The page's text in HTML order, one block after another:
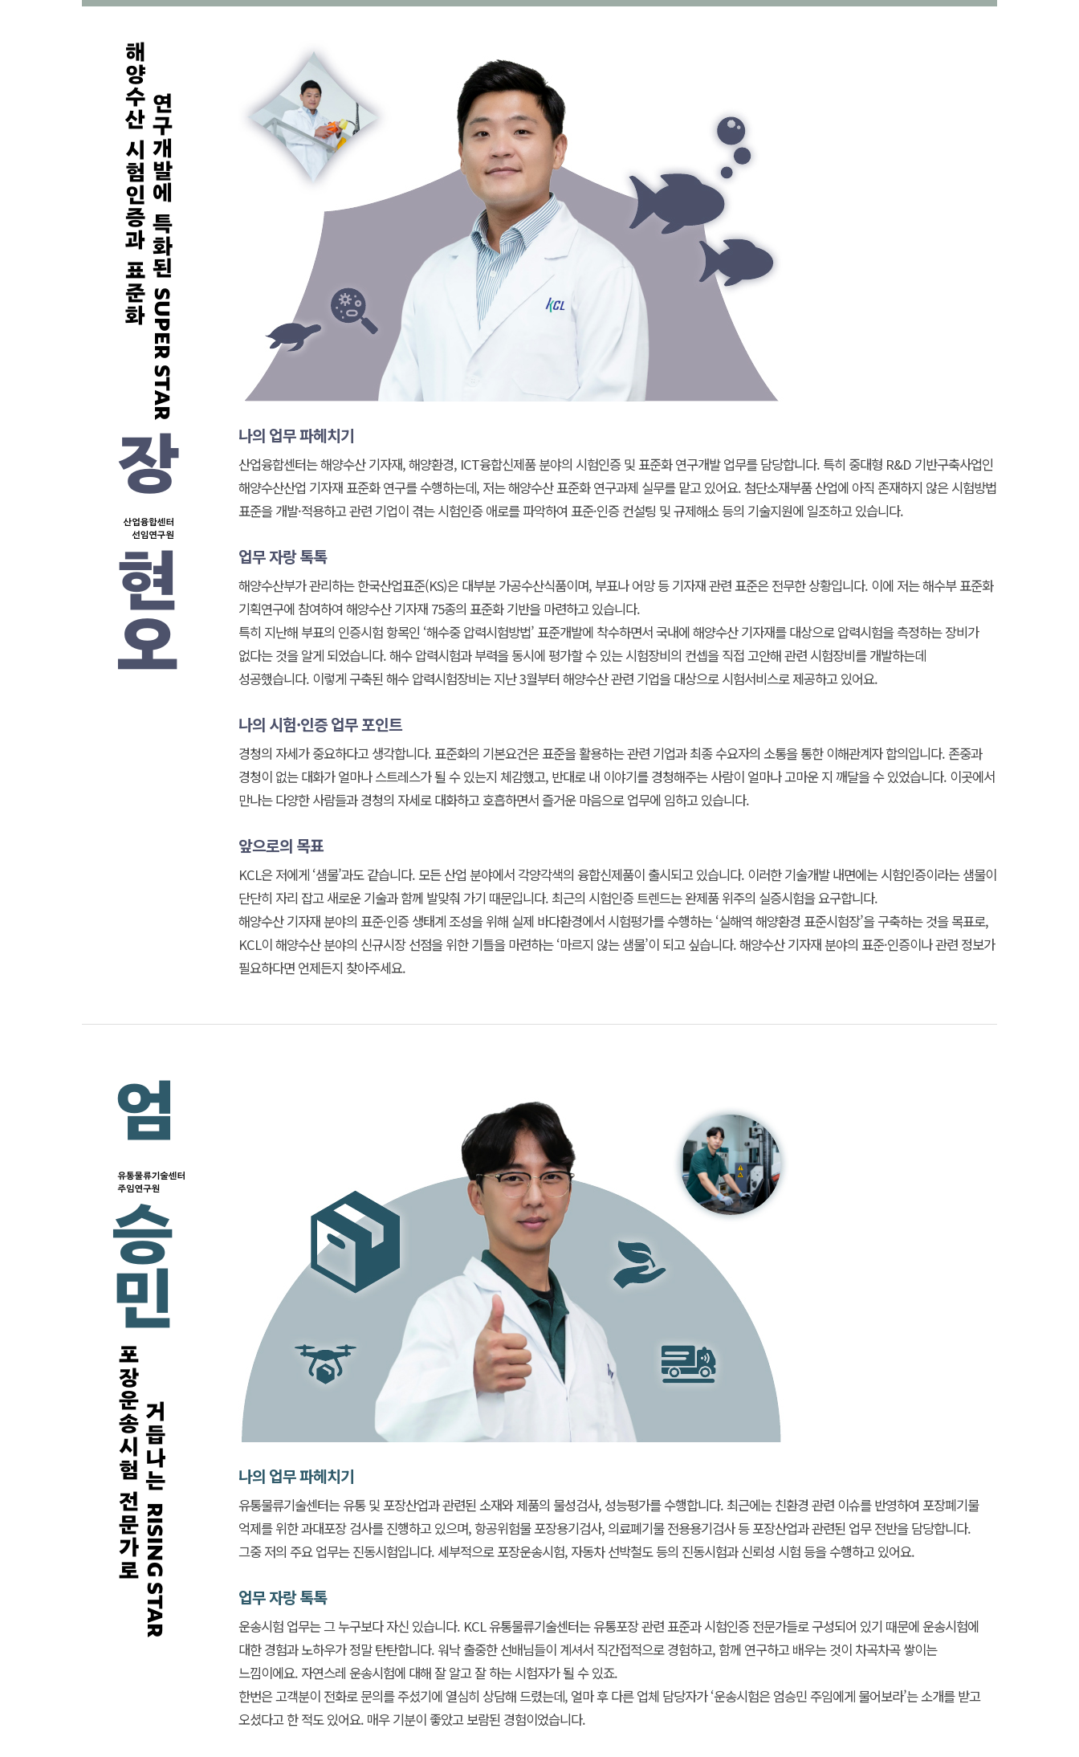
나의 업무 파헤치기
산업융합센터는 해양수산 기자재, 해양환경, ICT융합신제품 분야의 시험인증 및 표준화 연구개발 업무를 담당합니다. 특히 중대형 R&D 기반구축사업인
해양수산산업 기자재 표준화 연구를 수행하는데, 저는 해양수산 표준화 연구과제 실무를 맡고 있어요. 첨단소재부품 산업에 아직 존재하지 않은 시험방법
표준을 개발·적용하고 관련 기업이 겪는 시험인증 애로를 파악하여 표준·인증 컨설팅 및 규제해소 등의 기술지원에 일조하고 있습니다.
업무 자랑 톡톡
해양수산부가 관리하는 한국산업표준(KS)은 대부분 가공수산식품이며, 부표나 어망 등 기자재 관련 표준은 전무한 상황입니다. 이에 저는 해수부 표준화
기획연구에 참여하여 해양수산 기자재 75종의 표준화 기반을 마련하고 있습니다.
특히 지난해 부표의 인증시험 항목인 ‘해수중 압력시험방법’ 표준개발에 착수하면서 국내에 해양수산 기자재를 대상으로 압력시험을 측정하는 장비가
없다는 것을 알게 되었습니다. 해수 압력시험과 부력을 동시에 평가할 수 있는 시험장비의 컨셉을 직접 고안해 관련 시험장비를 개발하는데
성공했습니다. 이렇게 구축된 해수 압력시험장비는 지난 3월부터 해양수산 관련 기업을 대상으로 시험서비스로 제공하고 있어요.
나의 시험·인증 업무 포인트
경청의 자세가 중요하다고 생각합니다. 표준화의 기본요건은 표준을 활용하는 관련 기업과 최종 수요자의 소통을 통한 이해관계자 합의입니다. 존중과
경청이 없는 대화가 얼마나 스트레스가 될 수 있는지 체감했고, 반대로 내 이야기를 경청해주는 사람이 얼마나 고마운 지 깨달을 수 있었습니다. 이곳에서
만나는 다양한 사람들과 경청의 자세로 대화하고 호흡하면서 즐거운 마음으로 업무에 임하고 있습니다.
앞으로의 목표
KCL은 저에게 ‘샘물’과도 같습니다. 모든 산업 분야에서 각양각색의 융합신제품이 출시되고 있습니다. 이러한 기술개발 내면에는 시험인증이라는 샘물이
단단히 자리 잡고 새로운 기술과 함께 발맞춰 가기 때문입니다. 최근의 시험인증 트렌드는 완제품 위주의 실증시험을 요구합니다.
해양수산 기자재 분야의 표준·인증 생태계 조성을 위해 실제 바다환경에서 시험평가를 수행하는 ‘실해역 해양환경 표준시험장’을 구축하는 것을 목표로,
KCL이 해양수산 분야의 신규시장 선점을 위한 기틀을 마련하는 ‘마르지 않는 샘물’이 되고 싶습니다. 해양수산 기자재 분야의 표준·인증이나 관련 정보가
필요하다면 언제든지 찾아주세요.
나의 업무 파헤치기
유통물류기술센터는 유통 및 포장산업과 관련된 소재와 제품의 물성검사, 성능평가를 수행합니다. 최근에는 친환경 관련 이슈를 반영하여 포장폐기물
억제를 위한 과대포장 검사를 진행하고 있으며, 항공위험물 포장용기검사, 의료폐기물 전용용기검사 등 포장산업과 관련된 업무 전반을 담당합니다.
그중 저의 주요 업무는 진동시험입니다. 세부적으로 포장운송시험, 자동차 선박철도 등의 진동시험과 신뢰성 시험 등을 수행하고 있어요.
업무 자랑 톡톡
운송시험 업무는 그 누구보다 자신 있습니다. KCL 유통물류기술센터는 유통포장 관련 표준과 시험인증 전문가들로 구성되어 있기 때문에 운송시험에
대한 경험과 노하우가 정말 탄탄합니다. 워낙 출중한 선배님들이 계셔서 직간접적으로 경험하고, 함께 연구하고 배우는 것이 차곡차곡 쌓이는
느낌이에요. 자연스레 운송시험에 대해 잘 알고 잘 하는 시험자가 될 수 있죠.
한번은 고객분이 전화로 문의를 주셨기에 열심히 상담해 드렸는데, 얼마 후 다른 업체 담당자가 ‘운송시험은 엄승민 주임에게 물어보라’는 소개를 받고
오셨다고 한 적도 있어요. 매우 기분이 좋았고 보람된 경험이었습니다.